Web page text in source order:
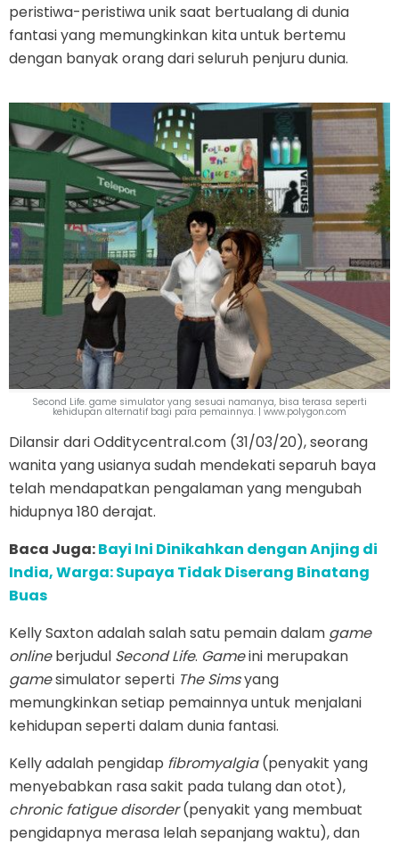
peristiwa-peristiwa unik saat bertualang di dunia
fantasi yang memungkinkan kita untuk bertemu
dengan banyak orang dari seluruh penjuru dunia.
Second Life. game simulator yang sesuai namanya, bisa terasa seperti
kehidupan alternatif bagi para pemainnya. | www.polygon.com
Dilansir dari Odditycentral.com (31/03/20), seorang
wanita yang usianya sudah mendekati separuh baya
telah mendapatkan pengalaman yang mengubah
hidupnya 180 derajat.
Baca Juga:Bayi Ini Dinikahkan dengan Anjing di
India, Warga: Supaya Tidak Diserang Binatang
Buas
Kelly Saxton adalah salah satu pemain dalam game
onlineberjudul Second Life. Gameini merupakan
gamesimulator seperti The Simsyang
memungkinkan setiap pemainnya untuk menjalani
kehidupan seperti dalam dunia fantasi.
Kelly adalah pengidap fibromyalgia(penyakit yang
menyebabkan rasa sakit pada tulang dan otot),
chronic fatigue disorder(penyakit yang membuat
pengidapnya merasa lelah sepanjang waktu), dan